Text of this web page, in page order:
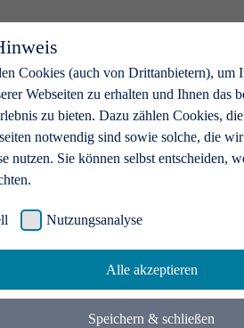
Cookies (auch von Drittanbietern), um
Webseiten zu erhalten und Ihnen das
zu bieten. Dazu zählen Cookies,
notwendig sind sowie solche, die
nutzen. Sie können selbst entscheiden,
Nutzungsanalyse
Alle akzeptieren
Speichern & schließen
Ideen eine Bühne